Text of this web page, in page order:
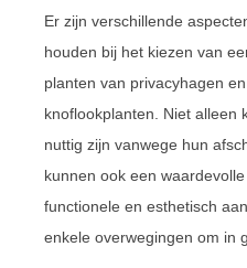
Er zijn verschillende
houden bij het kiezen van
planten van privacyhagen
knoflookplanten. Niet alleen
nuttig zijn vanwege hun
kunnen ook een
functionele en esthetisch
enkele overwegingen om in